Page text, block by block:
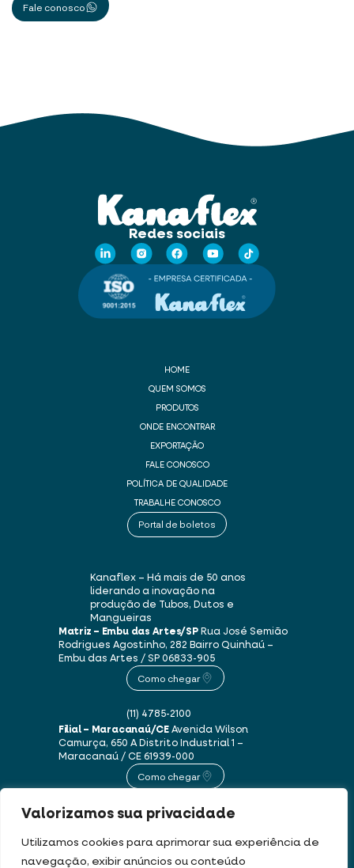
Valorizamos sua privacidade
Utilizamos cookies para aprimorar sua experiência de
navegação, exibir anúncios ou conteúdo
Fale conosco
Redes sociais
HOME
QUEM SOMOS
PRODUTOS
ONDE ENCONTRAR
EXPORTAÇÃO
FALE CONOSCO
POLÍTICA DE QUALIDADE
TRABALHE CONOSCO
Portal de boletos
Kanaflex – Há mais de 50 anos
liderando a inovação na
produção de Tubos, Dutos e
Mangueiras
Matriz – Embu das Artes/SPRua José Semião
Rodrigues Agostinho, 282 Bairro Quinhaú –
Embu das Artes / SP06833-905
Como chegar
(11) 4785-2100
Filial – Maracanaú/CEAvenida Wilson
Camurça, 650 ADistrito Industrial 1 –
Maracanaú / CE61939-000
Como chegar
(85) 3250-1235